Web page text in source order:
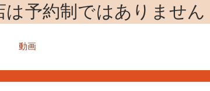
予約制ではありません
動画